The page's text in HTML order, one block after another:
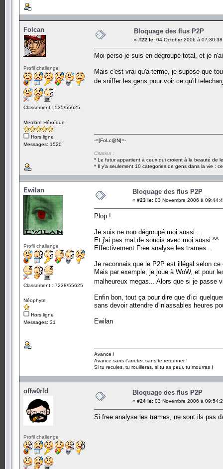
Folcan
Profil challenge
Classement : 535/55625
Membre Héroïque
Hors ligne
Messages: 1520
Bloquage des flus P2P
« #22 le: 04 Octobre 2006 à
Moi perso je suis en degroupé total, et je
Mais c'est vrai qu'a terme, je supose que
de sniffer les gens pour voir ce qu'il
-=[FoLc@N]=-
Citation :
* Le futur appartient à ceux qui croient à la beauté de
* Il y'a seulement 10 categories de gens dans la vie :
Ewilan
Profil challenge
Classement : 7238/55625
Néophyte
Hors ligne
Messages: 31
Bloquage des flus P2P
« #23 le: 03 Novembre 2006 à
Plop !
Je suis ne non dégroupé moi aussi...
Et j'ai pas mal de soucis avec moi aussi ^^
Effectivement Free analyse les trames...
Je reconnais que le P2P est illégal selon ce
Mais par exemple, je joue à WoW, et pour
malheureux megas... Alors que si je passe
Enfin bon, tout ça pour dire que d'ici
sans devoir attendre d'inlassables heures
Ewilan
Avance !
Avance sans t'arreter, sans te retourner !
Si tu recules, tu rouilleras, si tu as peur, tu mourras !
offw0rld
Profil challenge
Bloquage des flus P2P
« #24 le: 03 Novembre 2006 à
Si free analyse les trames, ne sont ils pas